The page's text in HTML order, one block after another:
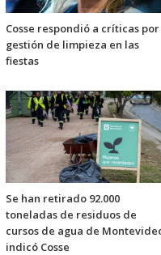
Cosse respondió a críticas por
gestión de limpieza en las
fiestas
Se han retirado 92.000
toneladas de residuos de
cursos de agua de
indicó Cosse